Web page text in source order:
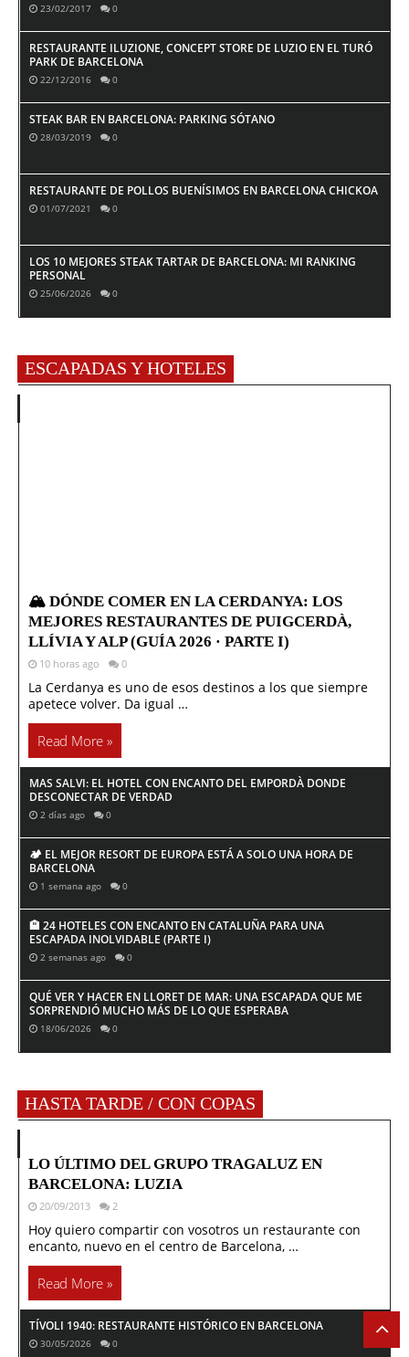
23/02/2017 0
RESTAURANTE ILUZIONE, CONCEPT STORE DE LUZIO EN EL TURÓ
PARK DE BARCELONA
22/12/2016 0
STEAK BAR EN BARCELONA: PARKING SÓTANO
28/03/2019 0
RESTAURANTE DE POLLOS BUENÍSIMOS EN BARCELONA CHICKOA
01/07/2021 0
LOS 10 MEJORES STEAK TARTAR DE BARCELONA: MI RANKING
PERSONAL
25/06/2026 0
ESCAPADAS Y HOTELES
🏔️ DÓNDE COMER EN LA CERDANYA: LOS
MEJORES RESTAURANTES DE PUIGCERDÀ,
LLÍVIA Y ALP (GUÍA 2026 · PARTE I)
10 horas ago 0
La Cerdanya es uno de esos destinos a los que siempre
apetece volver. Da igual …
Read More »
MAS SALVI: EL HOTEL CON ENCANTO DEL EMPORDÀ DONDE
DESCONECTAR DE VERDAD
2 días ago 0
🏕️ EL MEJOR RESORT DE EUROPA ESTÁ A SOLO UNA HORA DE
BARCELONA
1 semana ago 0
🏨 24 HOTELES CON ENCANTO EN CATALUÑA PARA UNA
ESCAPADA INOLVIDABLE (PARTE I)
2 semanas ago 0
QUÉ VER Y HACER EN LLORET DE MAR: UNA ESCAPADA QUE ME
SORPRENDIÓ MUCHO MÁS DE LO QUE ESPERABA
18/06/2026 0
HASTA TARDE / CON COPAS
LO ÚLTIMO DEL GRUPO TRAGALUZ EN
BARCELONA: LUZIA
20/09/2013 2
Hoy quiero compartir con vosotros un restaurante con
encanto, nuevo en el centro de Barcelona, …
Read More »
TÍVOLI 1940: RESTAURANTE HISTÓRICO EN BARCELONA
30/05/2026 0